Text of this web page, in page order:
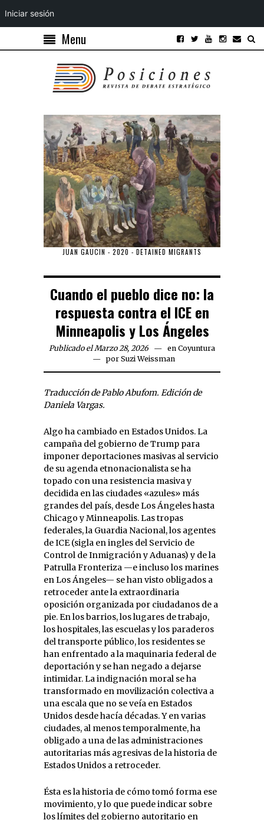
Menu
JUAN GAUCIN - 2020 - DETAINED MIGRANTS
Cuando el pueblo dice no: la
respuesta contra el ICE en
Minneapolis y Los Ángeles
Publicado el Marzo 28, 2026 en Coyuntura
por Suzi Weissman
Traducción de Pablo Abufom. Edición de
Daniela Vargas.
Algo ha cambiado en Estados Unidos. La
campaña del gobierno de Trump para
imponer deportaciones masivas al servicio
de su agenda etnonacionalista se ha
topado con una resistencia masiva y
decidida en las ciudades «azules» más
grandes del país, desde Los Ángeles hasta
Chicago y Minneapolis. Las tropas
federales, la Guardia Nacional, los agentes
de ICE (sigla en ingles del Servicio de
Control de Inmigración y Aduanas) y de la
Patrulla Fronteriza —e incluso los marines
en Los Ángeles— se han visto obligados a
retroceder ante la extraordinaria
oposición organizada por ciudadanos de a
pie. En los barrios, los lugares de trabajo,
los hospitales, las escuelas y los paraderos
del transporte público, los residentes se
han enfrentado a la maquinaria federal de
deportación y se han negado a dejarse
intimidar. La indignación moral se ha
transformado en movilización colectiva a
una escala que no se veía en Estados
Unidos desde hacía décadas. Y en varias
ciudades, al menos temporalmente, ha
obligado a una de las administraciones
autoritarias más agresivas de la historia de
Estados Unidos a retroceder.
Ésta es la historia de cómo tomó forma ese
movimiento, y lo que puede indicar sobre
los límites del gobierno autoritario en
Iniciar sesión